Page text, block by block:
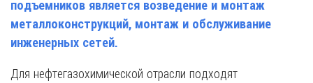
подъемников является возведение и монтаж
металлоконструкций, монтаж и обслуживание
инженерных сетей.
Для нефтегазохимической отрасли подходят